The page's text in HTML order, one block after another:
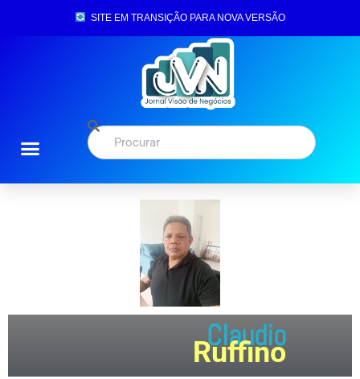
SITE EM TRANSIÇÃO PARA NOVA VERSÃO
Claudio
Ruffino